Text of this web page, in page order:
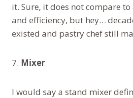
it. Sure, it does not compare
and efficiency, but hey…
existed and pastry chef still
7. Mixer
I would say a stand mixer